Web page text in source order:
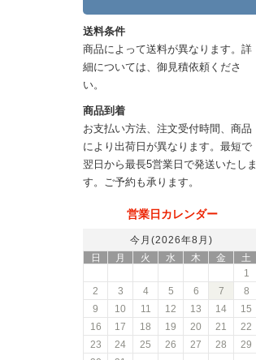
送料条件
商品によって送料が異なります。詳
細については、御見積依頼くださ
い。
商品到着
お支払い方法、注文受付時間、商品
により出荷日が異なります。最短で
翌日から最長5営業日で発送いたしま
す。ご予約も承ります。
営業日カレンダー
今月(2026年8月)
日
月 火 水 木 金
土
1
2
3 4 5 6 7
8
9
10 11 12 13 14
15
16
17 18 19 20 21
22
23
24 25 26 27 28
29